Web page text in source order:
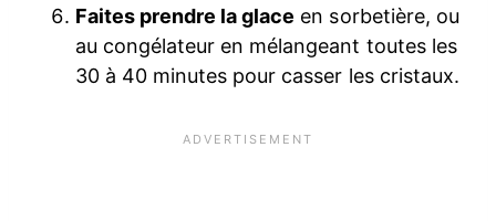
Faites prendre la glace en sorbetière, ou
au congélateur en mélangeant toutes les
30 à 40 minutes pour casser les cristaux.